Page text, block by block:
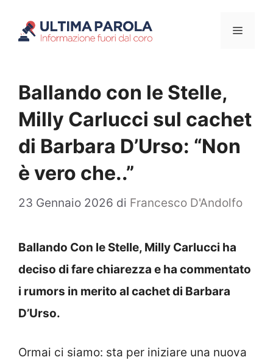
Menu
Ballando con le Stelle,
Milly Carlucci sul cachet
di Barbara D’Urso: “Non
è vero che..”
23 Gennaio 2026 di Francesco D'Andolfo
Ballando Con le Stelle, Milly Carlucci ha
deciso di fare chiarezza e ha commentato
i rumors in merito al cachet di Barbara
D’Urso.
Ormai ci siamo: sta per iniziare una nuova